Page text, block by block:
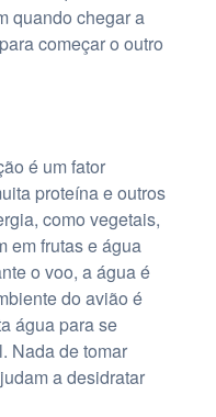
quando chegar a
começar o outro
é um fator
proteína e outros
como vegetais,
em frutas e água
o voo, a água é
do avião é
água para se
Nada de tomar
a desidratar